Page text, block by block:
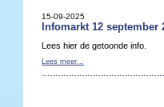
15-09-2025
Infomarkt 12 september
Lees hier de getoonde info.
Lees meer...